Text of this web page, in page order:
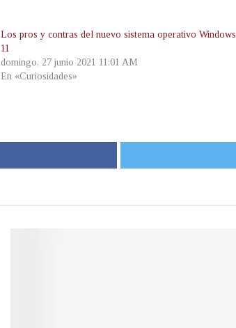
Los pros y contras del nuevo sistema operativo Windows
11
domingo, 27 junio 2021 11:01 AM
En «Curiosidades»